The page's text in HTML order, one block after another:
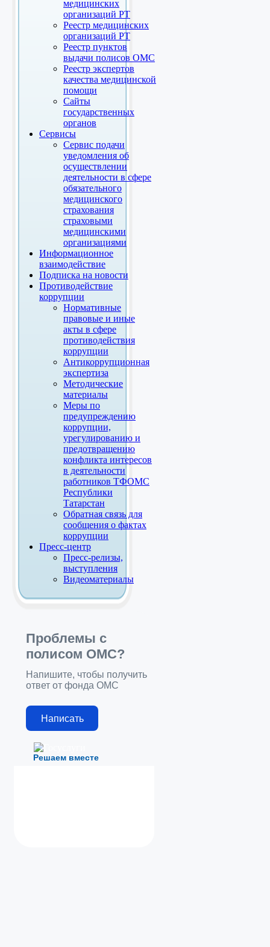
медицинских
организаций РТ
Реестр медицинских
организаций РТ
Реестр пунктов
выдачи полисов ОМС
Реестр экспертов
качества медицинской
помощи
Сайты
государственных
органов
Сервисы
Сервис подачи
уведомления об
осуществлении
деятельности в сфере
обязательного
медицинского
страхования
страховыми
медицинскими
организациями
Информационное
взаимодействие
Подписка на новости
Противодействие
коррупции
Нормативные
правовые и иные
акты в сфере
противодействия
коррупции
Антикоррупционная
экспертиза
Методические
материалы
Меры по
предупреждению
коррупции,
урегулированию и
предотвращению
конфликта интересов
в деятельности
работников ТФОМС
Республики
Татарстан
Обратная связь для
сообщения о фактах
коррупции
Пресс-центр
Пресс-релизы,
выступления
Видеоматериалы
Решаем вместе
Проблемы с
полисом ОМС?
Напишите, чтобы получить
ответ от фонда ОМС
Написать